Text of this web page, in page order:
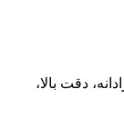
دقت بالا،